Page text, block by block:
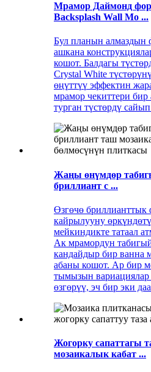
Мрамор Даймонд
Backsplash Wall Mo ...
Бул планын алмаздын
ашкана
кошот. Балдагы
Crystal White
өңүттүү эффектин
мрамор чекиттери
турган түстөрдү сайып
Жаңы өнүмдөр
бриллиант с ...
Өзгөчө бриллианттык
кайрылууну
мейкиндикте татаал
Ак мрамордун
кандайдыр бир ванна
абаны кошот. Ар бир
тымызын
өзгөрүү, эч бир эки
Жогорку сапаттагы
мозаикалык кабат ...